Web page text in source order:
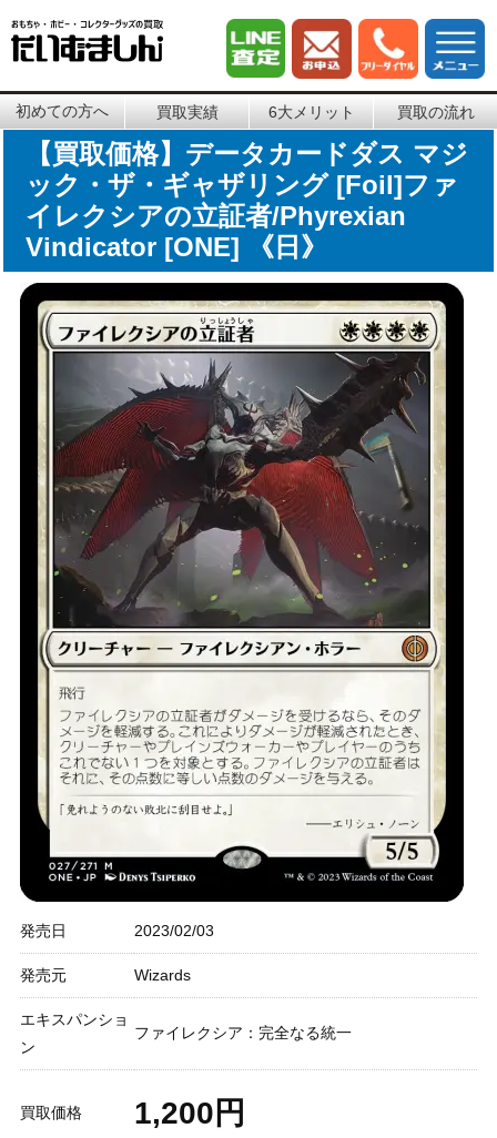
初めての方へ 買取実績 6大メリット 買取の流れ
【買取価格】データカードダス マジ
ック・ザ・ギャザリング [Foil]ファ
イレクシアの立証者/Phyrexian
Vindicator [ONE] 《日》
発売日 2023/02/03
発売元 Wizards
エキスパンショ
ン
ファイレクシア：完全なる統一
買取価格 1,200円